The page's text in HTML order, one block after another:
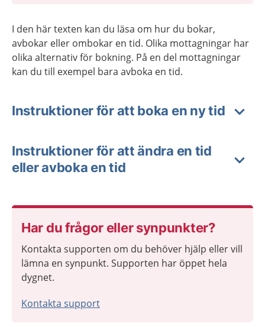
I den här texten kan du läsa om hur du bokar,
avbokar eller ombokar en tid. Olika mottagningar har
olika alternativ för bokning. På en del mottagningar
kan du till exempel bara avboka en tid.
Instruktioner för att boka en ny tid
Instruktioner för att ändra en tid
eller avboka en tid
Har du frågor eller synpunkter?
Kontakta supporten om du behöver hjälp eller vill
lämna en synpunkt. Supporten har öppet hela
dygnet.
Kontakta support